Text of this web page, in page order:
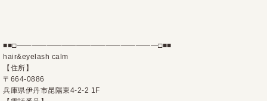
■■□―――――――――――――――――――□■■
hair&eyelash calm
【住所】
〒664-0886
兵庫県伊丹市昆陽東4-2-2 1F